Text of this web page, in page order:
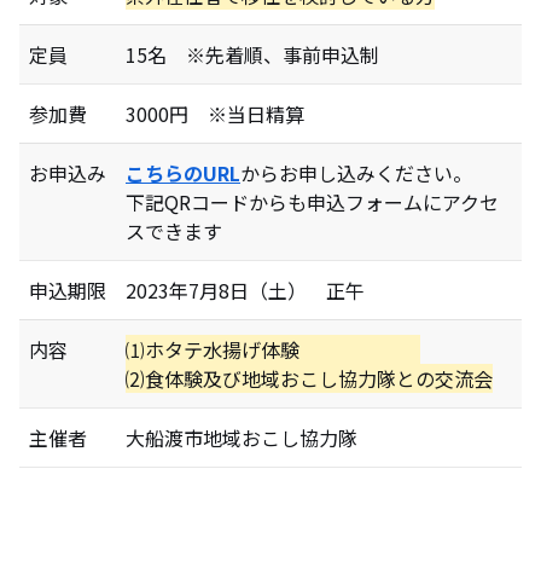
定員 15名 ※先着順、事前申込制
参加費 3000円 ※当日精算
お申込み こちらのURLからお申し込みください。
下記QRコードからも申込フォームにアクセ
スできます
申込期限 2023年7月8日（土） 正午
内容
⑴ホタテ水揚げ体験
⑵食体験及び地域おこし協力隊との交流会
主催者 大船渡市地域おこし協力隊